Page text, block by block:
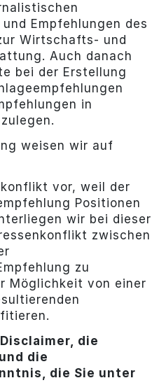
Empfehlungen des
Wirtschafts- und
Auch danach
bei der Erstellung
in
weisen wir auf
vor, weil der
Positionen
wir bei dieser
zwischen
zu
Möglichkeit von einer
die
die
die Sie unter